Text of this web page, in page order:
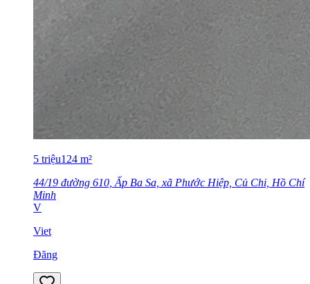
5 triệu124 m²
44/19 đường 610, Ấp Ba Sa, xã Phước Hiệp, Củ Chi, Hồ Chí
Minh
V
Viet
Đăng